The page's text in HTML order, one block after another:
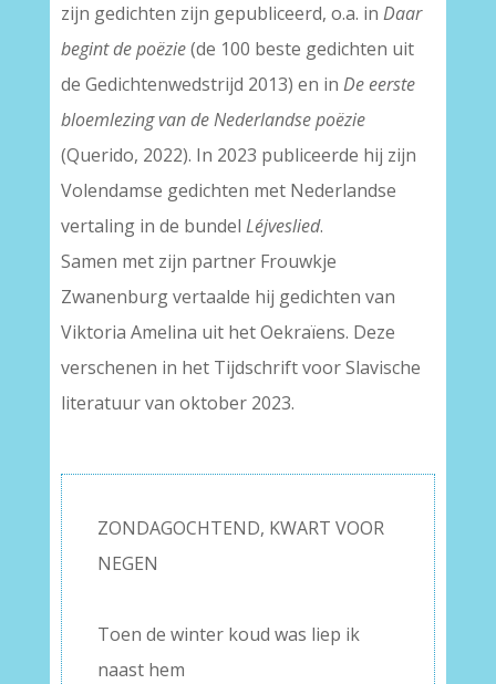
zijn gedichten zijn gepubliceerd, o.a. in Daar
begint de poëzie(de 100 beste gedichten uit
de Gedichtenwedstrijd 2013) en in De eerste
bloemlezing van de Nederlandse poëzie
(Querido, 2022). In 2023 publiceerde hij zijn
Volendamse gedichten met Nederlandse
vertaling in de bundel Léjveslied.
Samen met zijn partner Frouwkje
Zwanenburg vertaalde hij gedichten van
Viktoria Amelina uit het Oekraïens. Deze
verschenen in het Tijdschrift voor Slavische
literatuur van oktober 2023.
ZONDAGOCHTEND, KWART VOOR
NEGEN
Toen de winter koud was liep ik
naast hem